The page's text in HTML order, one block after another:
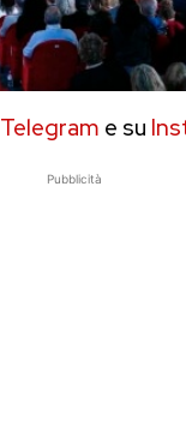
Telegram e su
Pubblicità